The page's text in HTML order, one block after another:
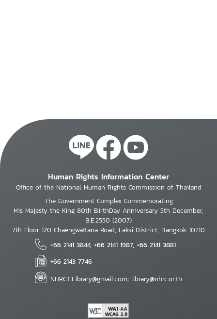
Human Rights Information Center
Office of the National Human Rights Commission of Thailand
The Government Complex Commemorating
His Majesty the King 80th BirthDay Anniversary 5th December,
B.E.2550 (2007)
7th Floor 120 Chaengwattana Road, Laksi District, Bangkok 10210
+66 2141 3844, +66 2141 1987, +66 2141 3881
+66 2143 7746
NHRCT.Library@gmail.com; library@nhrc.or.th